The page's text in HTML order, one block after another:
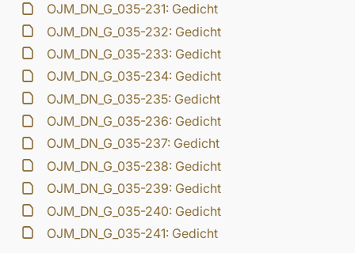
OJM_DN_G_035-231: Gedicht
OJM_DN_G_035-232: Gedicht
OJM_DN_G_035-233: Gedicht
OJM_DN_G_035-234: Gedicht
OJM_DN_G_035-235: Gedicht
OJM_DN_G_035-236: Gedicht
OJM_DN_G_035-237: Gedicht
OJM_DN_G_035-238: Gedicht
OJM_DN_G_035-239: Gedicht
OJM_DN_G_035-240: Gedicht
OJM_DN_G_035-241: Gedicht